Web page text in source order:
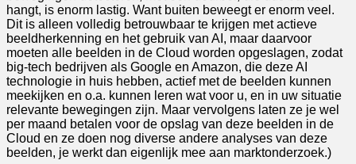
hangt, is enorm lastig. Want buiten beweegt er enorm veel.
Dit is alleen volledig betrouwbaar te krijgen met actieve
beeldherkenning en het gebruik van AI, maar daarvoor
moeten alle beelden in de Cloud worden opgeslagen, zodat
big-tech bedrijven als Google en Amazon, die deze AI
technologie in huis hebben, actief met de beelden kunnen
meekijken en o.a. kunnen leren wat voor u, en in uw situatie
relevante bewegingen zijn. Maar vervolgens laten ze je wel
per maand betalen voor de opslag van deze beelden in de
Cloud en ze doen nog diverse andere analyses van deze
beelden, je werkt dan eigenlijk mee aan marktonderzoek.)